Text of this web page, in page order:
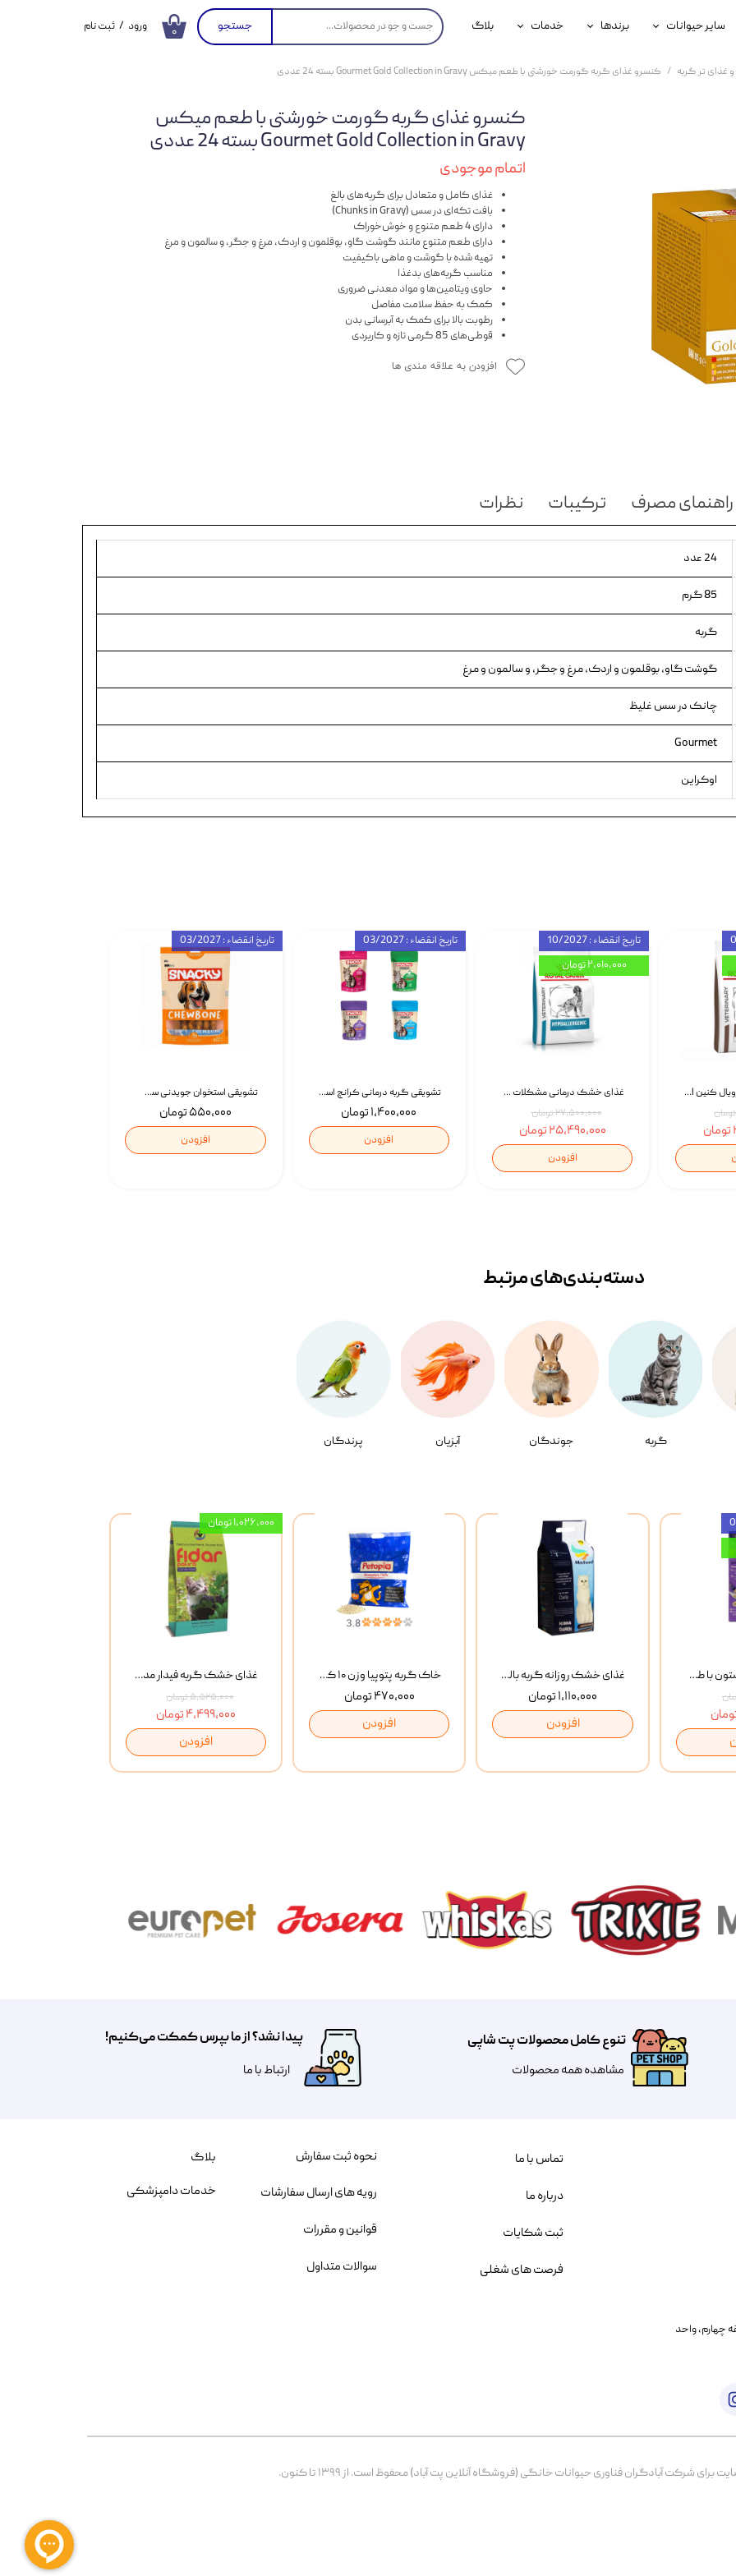
۰ جستجو سایر حیوانات
محصولات پرندگان
برندها
جوسرا
خدمات
خدمات آنلاین دامپزشکی
بلاگ ورود / ثبت نام
غذای تر گربه کنسرو غذای گربه گورمت خورشتی با طعم میکس Gourmet Gold Collection in Gravy بسته 24 عددی
کنسرو غذای گربه گورمت خورشتی با طعم میکس
Gourmet Gold Collection in Gravy بسته 24 عددی
اتمام موجودی
غذای کامل و متعادل برای گربه‌های بالغ
بافت تکه‌ای در سس (Chunks in Gravy)
دارای 4 طعم متنوع و خوش‌خوراک
دارای طعم متنوع مانند گوشت گاو، بوقلمون و اردک، مرغ و جگر، و سالمون و مرغ
تهیه شده با گوشت و ماهی باکیفیت
مناسب گربه‌های بدغذا
حاوی ویتامین‌ها و مواد معدنی ضروری
کمک به حفظ سلامت مفاصل
رطوبت بالا برای کمک به آبرسانی بدن
قوطی‌های 85 گرمی تازه و کاربردی
افزودن به علاقه مندی ها
راهنمای مصرف ترکیبات نظرات
24 عدد
85 گرم
گربه
گوشت گاو، بوقلمون و اردک، مرغ و جگر، و سالمون و مرغ
چانک در سس غلیظ
Gourmet
اوکراین
تشویقی استخوان جویدنی سگ اسنکی کرانچی با طعم مرغ Snacky Crunchy Munchy وزن 100 گرم
۵۵۰,۰۰۰ تومان
افزودن
تاریخ انقضاء : 03/2027
تشویقی گربه درمانی کرانچ اسنکی با طعم میکس Snacky Crunch Cat Treats وزن 60 گرم بسته 4 عددی
۱,۴۰۰,۰۰۰ تومان
افزودن
تاریخ انقضاء : 03/2027
غذای خشک درمانی مشکلات گوارشی سگ رویال کنین Royal Canin Hypoallergenic وزن 7 کیلوگرم | پت استوک
۲۷,۵۰۰,۰۰۰ تومان
۲۵,۴۹۰,۰۰۰ تومان
افزودن
تاریخ انقضاء : 10/2027
۲,۰۱۰,۰۰۰ تومان
غذای خشک سگ رویال کنین Royal Canin Gastrointestinal وزن 7.5 کیلوگرم | پت استوک
گربه جوندگان آبزیان پرندگان
دسته‌بندی‌‌های مرتبط
غذای خشک گربه فیدار مدل Adult وزن 10 کیلوگرم
۵,۵۲۵,۰۰۰ تومان
۴,۴۹۹,۰۰۰ تومان
افزودن
۱,۰۲۶,۰۰۰ تومان
خاک گربه پتوپیا وزن ۱۰ کیلوگرم
۴۷۰,۰۰۰ تومان
افزودن
غذای خشک روزانه گربه بالغ مفید MoFeed Adult Daily Cat Food وزن 2 کیلوگرم
۱,۱۱۰,۰۰۰ تومان
افزودن
بستنی گربه وینستون با طعم مرغ و ماهی Winstone Chicken & Fish بسته 8 عددی
تنوع کامل محصولات پت شاپی
مشاهده همه محصولات
پیدا نشد؟ از ما بپرس کمکت می‌کنیم!
​​​ارتباط با ما
خیابان بنی هاشم پلاک ۲۰۲ ، طبقه چهارم، واحد
شرکت آبادگران فناوری حیوانات خانگی (فروشگاه آنلاین پت آباد) محفوظ است. از ۱۳۹۹ تا کنون.
نحوه ثبت سفارش
رویه های ارسال سفارشات
قوانین و مقررات
سوالات متداول
تماس با ما
درباره ما
ثبت شکایات
فرصت های شغلی
بلاگ
خدمات دامپزشکی